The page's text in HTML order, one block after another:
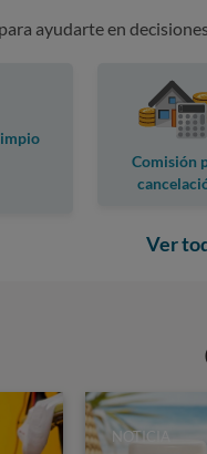
ayudarte en
Comisión
Ver
NOTICIA